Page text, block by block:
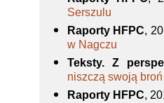
Serszulu
Raporty HFPC,
w Nagczu
Teksty. Z
niszczą swoją broń
Raporty HFPC,